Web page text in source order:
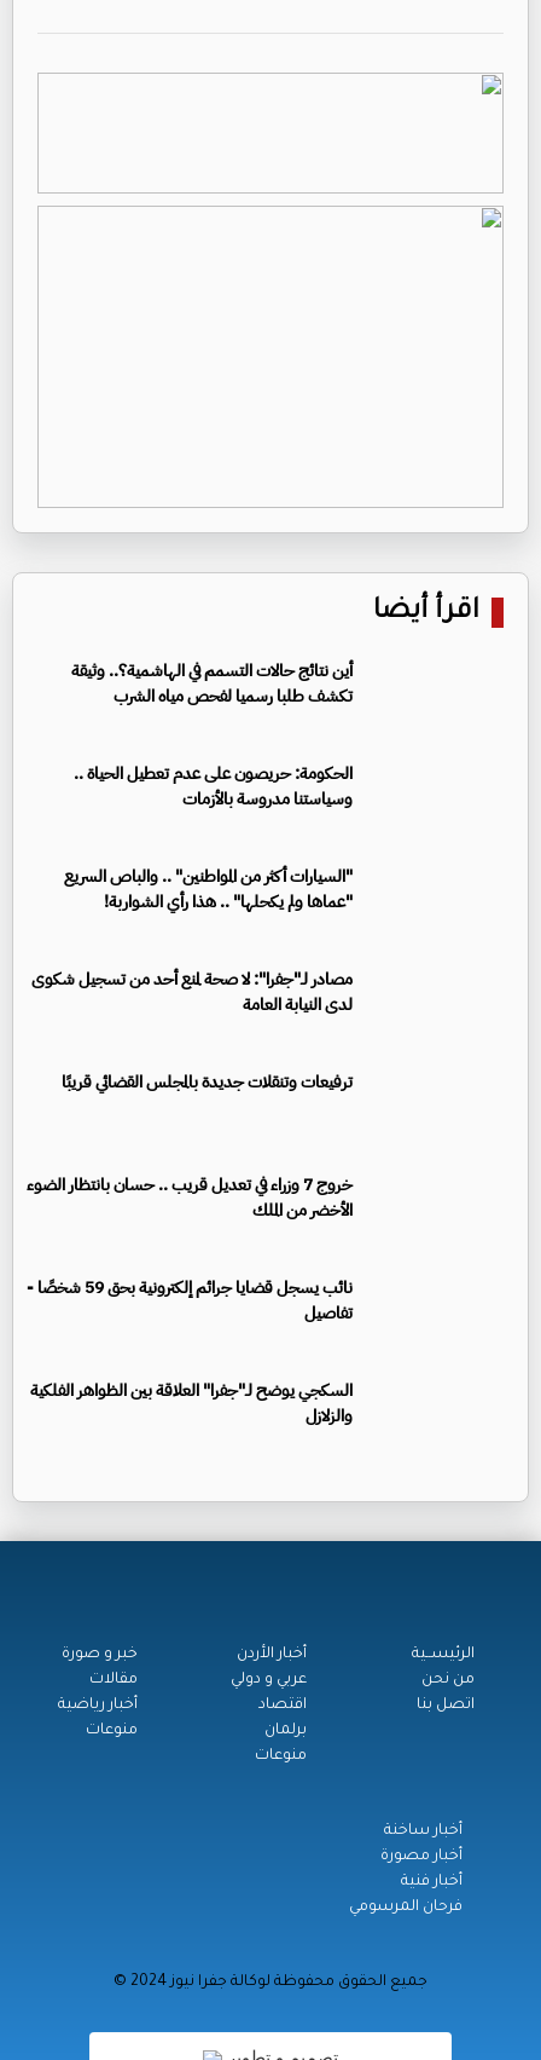
اقرأ أيضا
أين نتائج حالات التسمم في الهاشمية؟.. وثيقة
تكشف طلبا رسميا لفحص مياه الشرب
الحكومة: حريصون على عدم تعطيل الحياة ..
وسياستنا مدروسة بالأزمات
"السيارات أكثر من المواطنين" .. والباص السريع
"عماها ولم يكحلها" .. هذا رأي الشواربة!
مصادر لـ"جفرا": لا صحة لمنع أحد من تسجيل شكوى
لدى النيابة العامة
ترفيعات وتنقلات جديدة بالمجلس القضائي قريبًا
خروج 7 وزراء في تعديل قريب .. حسان بانتظار الضوء
الأخضر من الملك
نائب يسجل قضايا جرائم إلكترونية بحق 59 شخصًا -
تفاصيل
السكجي يوضح لـ"جفرا" العلاقة بين الظواهر الفلكية
والزلازل
الرئيســية
من نحن
اتصل بنا
أخبار الأردن
عربي و دولي
اقتصاد
برلمان
منوعات
خبر و صورة
مقالات
أخبار رياضية
منوعات
أخبار ساخنة
أخبار مصورة
أخبار فنية
فرحان المرسومي
© جميع الحقوق محفوظة لوكالة جفرا نيوز 2024